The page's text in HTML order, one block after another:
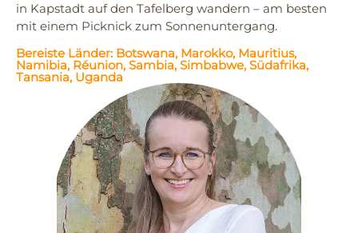
in Kapstadt auf den Tafelberg wandern – am besten
mit einem Picknick zum Sonnenuntergang.
Bereiste Länder: Botswana, Marokko, Mauritius,
Namibia, Réunion, Sambia, Simbabwe, Südafrika,
Tansania, Uganda